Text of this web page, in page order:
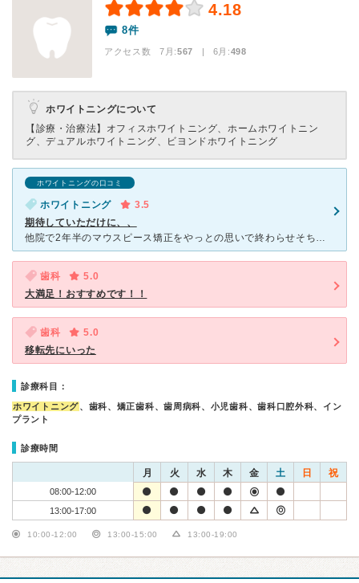
4.18
8件
アクセス数 7月:567 | 6月:498
ホワイトニングについて
【診療・治療法】 オフィスホワイトニング、ホームホワイトニン
グ、デュアルホワイトニング、ビヨンドホワイトニング
ホワイトニングの口コミ
ホワイトニング
3.5
期待していただけに、、
他院で2年半のマウスピース矯正をやっとの思いで終わらせそちらからの紹介で嶋本歯科医院さんに。 綺麗な建物で聞いた事もある歯科だったので期待していました。受付も医院内も綺麗で感じが良く期待どおりで
歯科
5.0
大満足！おすすめです！！
歯科
5.0
移転先にいった
診療科目：
ホワイトニング、歯科、矯正歯科、歯周病科、小児歯科、歯科口腔外科、イン
プラント
診療時間
月 火 水 木 金 土 日 祝
08:00-12:00
13:00-17:00
10:00-12:00 13:00-15:00 13:00-19:00